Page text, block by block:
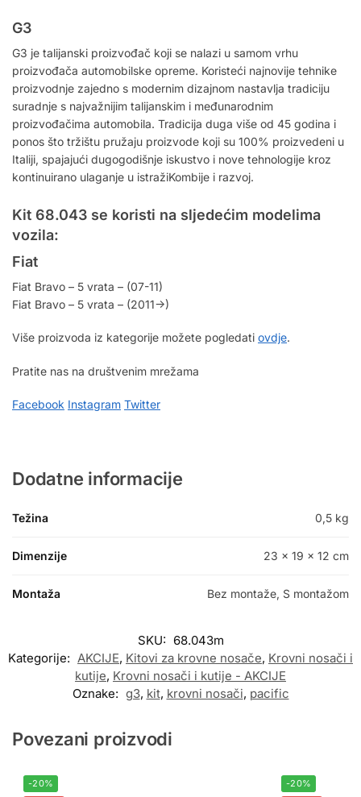
G3
G3 je talijanski proizvođač koji se nalazi u samom vrhu
proizvođača automobilske opreme. Koristeći najnovije tehnike
proizvodnje zajedno s modernim dizajnom nastavlja tradiciju
suradnje s najvažnijim talijanskim i međunarodnim
proizvođačima automobila. Tradicija duga više od 45 godina i
ponos što tržištu pružaju proizvode koji su 100% proizvedeni u
Italiji, spajajući dugogodišnje iskustvo i nove tehnologije kroz
kontinuirano ulaganje u istražiKombije i razvoj.
Kit 68.043 se koristi na sljedećim modelima
vozila:
Fiat
Fiat Bravo – 5 vrata – (07-11)
Fiat Bravo – 5 vrata – (2011->)
Više proizvoda iz kategorije možete pogledati ovdje.
Pratite nas na društvenim mrežama
Facebook Instagram Twitter
Dodatne informacije
Težina 0,5 kg
Dimenzije 23 × 19 × 12 cm
Montaža Bez montaže, S montažom
SKU: 68.043m
Kategorije: AKCIJE, Kitovi za krovne nosače, Krovni nosači i
kutije, Krovni nosači i kutije - AKCIJE
Oznake: g3, kit, krovni nosači, pacific
Povezani proizvodi
-20% -20%